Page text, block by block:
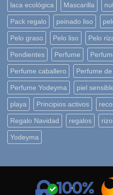
laca ecológica Mascarilla
Pack regalo peinado liso
Pelo graso Pelo liso Pelo
Pendientes Perfume
Perfume caballero Perfume
Perfume Yodeyma piel
playa Principios activos
Regalo Navidad regalos
Yodeyma